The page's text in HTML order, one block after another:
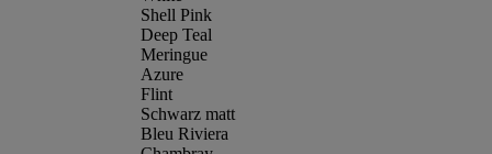
Shell Pink
Deep Teal
Meringue
Azure
Flint
Schwarz matt
Bleu Riviera